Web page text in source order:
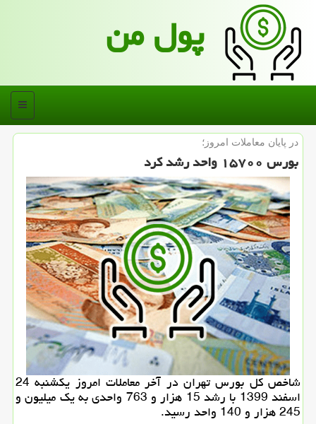
پول من
منو
در پایان معاملات امروز؛
بورس ۱۵۷۰۰ واحد رشد كرد
شاخص کل بورس تهران در آخر معاملات امروز یکشنبه 24
اسفند 1399 با رشد 15 هزار و 763 واحدی به یک میلیون و
245 هزار و 140 واحد رسید.